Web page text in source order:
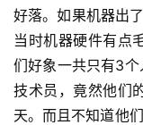
好落。如果机器出
当时机器硬件有点
们好象一共只有3
技术员，竟然他们
天。而且不知道他